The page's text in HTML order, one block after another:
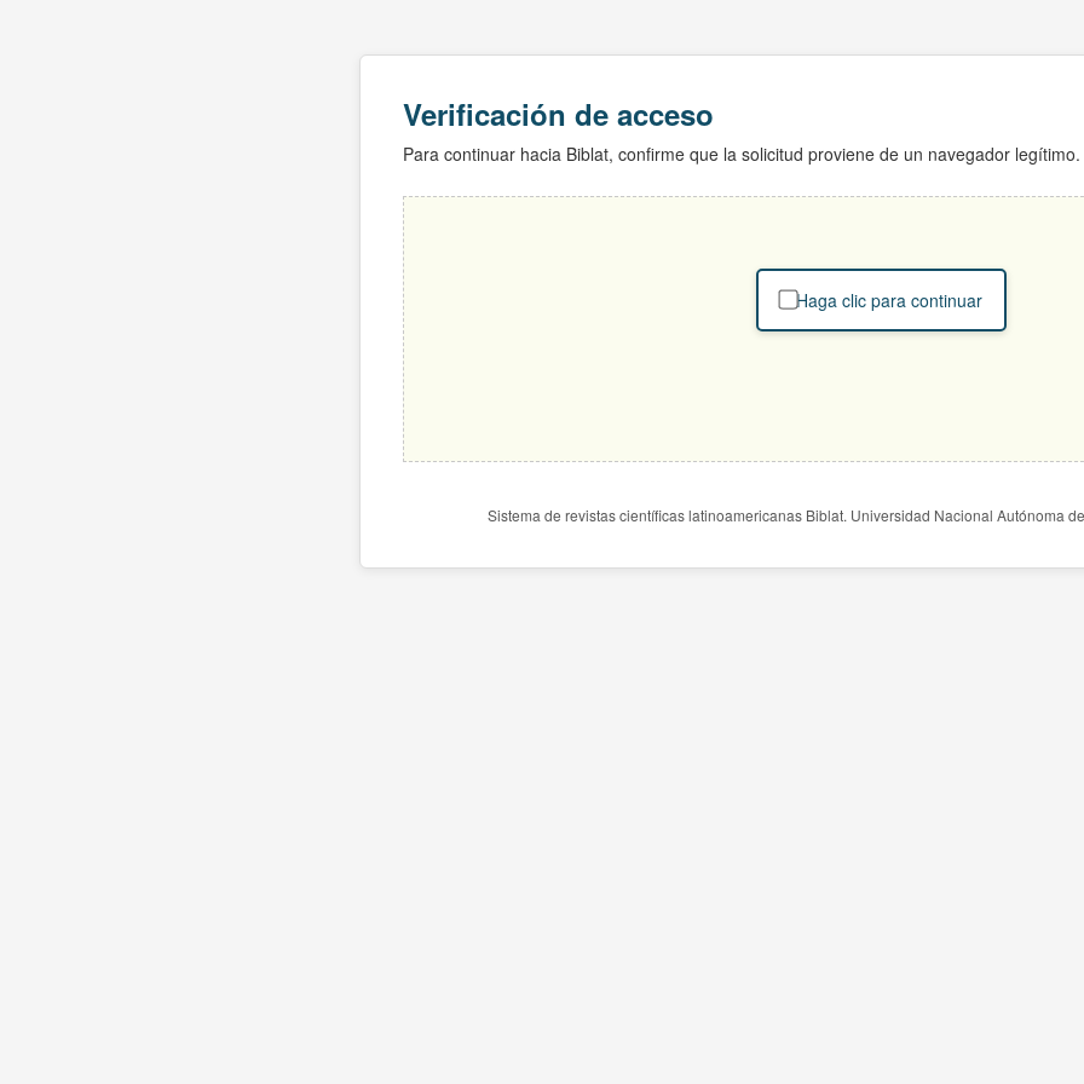
Verificación de acceso
Para continuar hacia Biblat, confirme que la solicitud proviene de un navegador legítimo.
Haga clic para continuar
Sistema de revistas científicas latinoamericanas Biblat. Universidad Nacional Autónoma